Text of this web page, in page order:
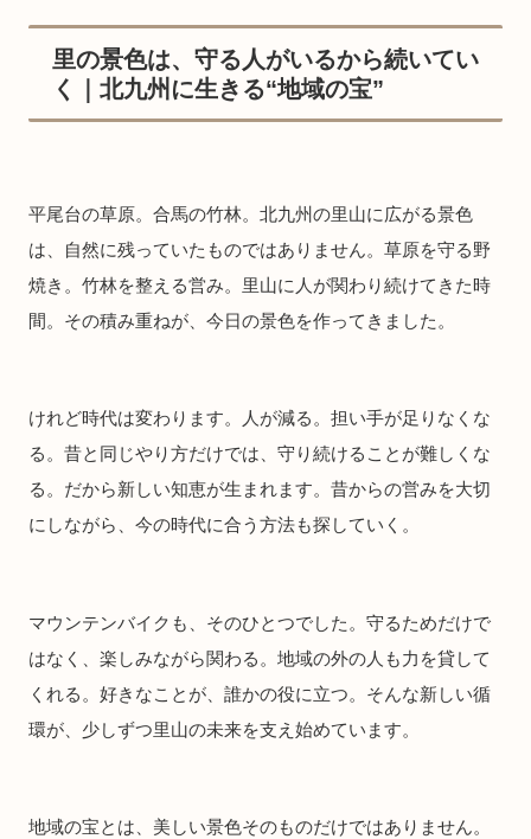
里の景色は、守る人がいるから続いてい
く｜北九州に生きる“地域の宝”
平尾台の草原。合馬の竹林。北九州の里山に広がる景色
は、自然に残っていたものではありません。草原を守る野
焼き。竹林を整える営み。里山に人が関わり続けてきた時
間。その積み重ねが、今日の景色を作ってきました。
けれど時代は変わります。人が減る。担い手が足りなくな
る。昔と同じやり方だけでは、守り続けることが難しくな
る。だから新しい知恵が生まれます。昔からの営みを大切
にしながら、今の時代に合う方法も探していく。
マウンテンバイクも、そのひとつでした。守るためだけで
はなく、楽しみながら関わる。地域の外の人も力を貸して
くれる。好きなことが、誰かの役に立つ。そんな新しい循
環が、少しずつ里山の未来を支え始めています。
地域の宝とは、美しい景色そのものだけではありません。